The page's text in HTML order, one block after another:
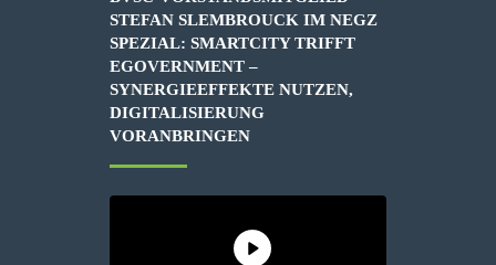
STEFAN SLEMBROUCK IM NEGZ
SPEZIAL: SMARTCITY TRIFFT
EGOVERNMENT –
SYNERGIEEFFEKTE NUTZEN,
DIGITALISIERUNG
VORANBRINGEN